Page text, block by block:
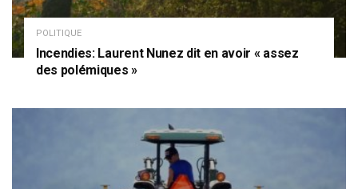
POLITIQUE
Incendies: Laurent Nunez dit en avoir « assez
des polémiques »